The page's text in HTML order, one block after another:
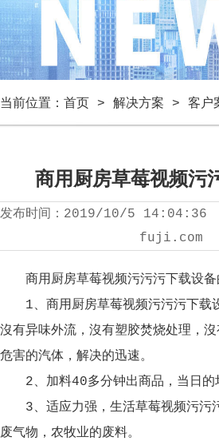
当前位置： 首页 > 解决方案 > 客户
商用厨房草莓视频污
发布时间： 2019/10/5 14:04:36
fuji.com
商用厨房草莓视频污污污下载设备
1、商用厨房草莓视频污污污下载
沒有异味外流，沒有塑胶焚烧处理，
危害的汽体，解决的迅速。
2、加料40多分钟出商品，当日的
3、适应力强，生活草莓视频污污
废气物，农牧业的废料。